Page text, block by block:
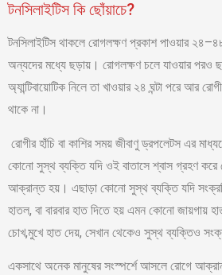
টনসিলাইটিস কি ছোঁয়াচে?
টনসিলাইটিস থাকলে রোগলক্ষণ প্রকাশ পাওয়ার
অন্যদের মধ্যে ছড়ায়। রোগলক্ষণ চলে যাওয়ার পরও
অ্যান্টিবায়োটিক নিলে তা খাওয়ার ২৪ ঘন্টা পরে আর
থাকে না।
রোগীর হাঁচি বা কাশির সময় জীবাণু ড্রপলেটস এর
কোনো সুস্থ ব্যক্তি যদি ওই বাতাসে শ্বাস গ্রহণ
আক্রান্ত হয়। এছাড়া কোনো সুস্থ ব্যক্তি যদি
হাতল, বা বারবার হাত দিতে হয় এমন কোনো জায়গায়
চোখ,মুখে হাত দেয়, সেখান থেকেও সুস্থ ব্যক্তিও
একসাথে অনেক মানুষের সংস্পর্শে আসলে রোগে